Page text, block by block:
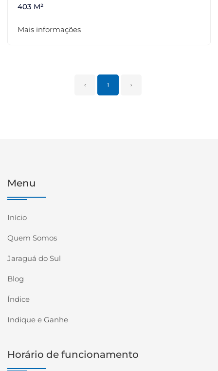
403 M²
Mais informações
‹ 1 ›
Menu
Início
Quem Somos
Jaraguá do Sul
Blog
Índice
Indique e Ganhe
Horário de funcionamento